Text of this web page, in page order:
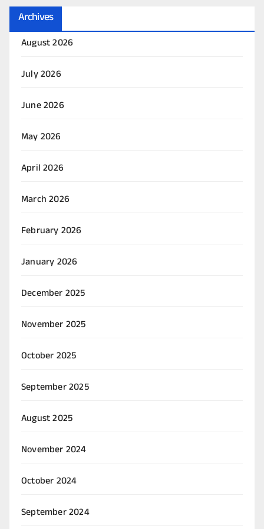
Archives
August 2026
July 2026
June 2026
May 2026
April 2026
March 2026
February 2026
January 2026
December 2025
November 2025
October 2025
September 2025
August 2025
November 2024
October 2024
September 2024